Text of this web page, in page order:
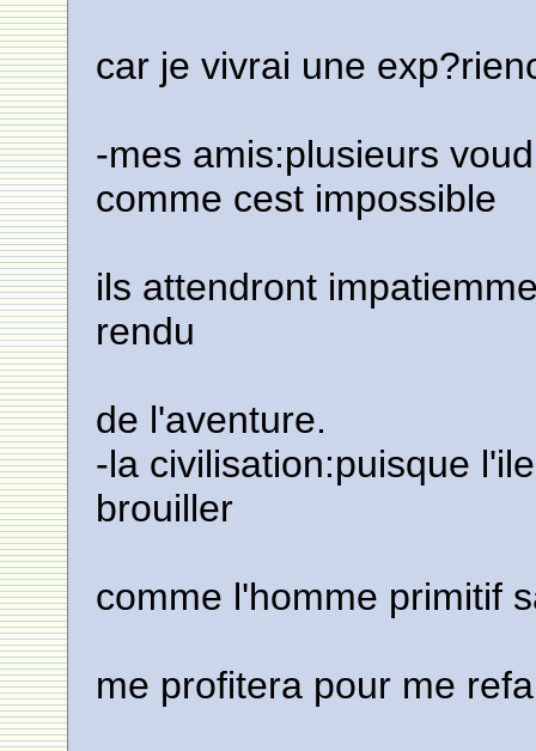
car je vivrai une
-mes amis:plusieurs
comme cest impossible
ils attendront
rendu
de l'aventure.
-la civilisation:puisque
brouiller
comme l'homme primitif
me profitera pour me